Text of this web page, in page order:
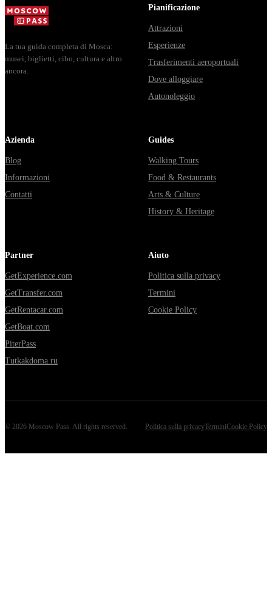
Владими...
La tua guida completa di Mosca:
musei, biglietti, cibo, cultura e altro
ancora.
Pianificazione
Attrazioni
Esperienze
Trasferimenti aeroportuali
Dove alloggiare
Autonoleggio
Azienda
Blog
Informazioni
Contatti
Guides
Walking Tours
Food & Restaurants
Arts & Culture
History & Heritage
Partner
GetExperience.com
GetTransfer.com
GetRentacar.com
GetBoat.com
PiterPass
Tutkakdoma.ru
Aiuto
Politica sulla privacy
Termini
Cookie Policy
© 2026 Moscow Pass . All rights reserved. Politica sulla privacyTerminiCookie Policy